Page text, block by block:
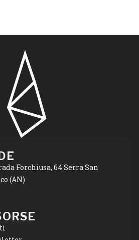
Forchiusa, 64 Serra San
(AN)